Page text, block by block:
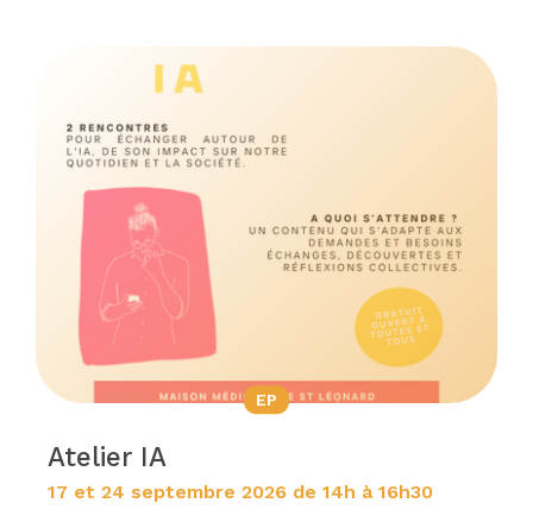
EP
Atelier IA
17 et 24 septembre 2026 de 14h à 16h30